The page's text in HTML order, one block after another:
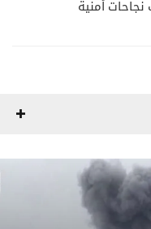
أمنية